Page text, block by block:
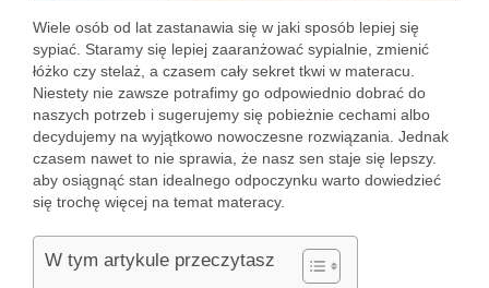
Wiele osób od lat zastanawia się w jaki sposób lepiej się
sypiać. Staramy się lepiej zaaranżować sypialnie, zmienić
łóżko czy stelaż, a czasem cały sekret tkwi w materacu.
Niestety nie zawsze potrafimy go odpowiednio dobrać do
naszych potrzeb i sugerujemy się pobieżnie cechami albo
decydujemy na wyjątkowo nowoczesne rozwiązania. Jednak
czasem nawet to nie sprawia, że nasz sen staje się lepszy.
aby osiągnąć stan idealnego odpoczynku warto dowiedzieć
się trochę więcej na temat materacy.
W tym artykule przeczytasz